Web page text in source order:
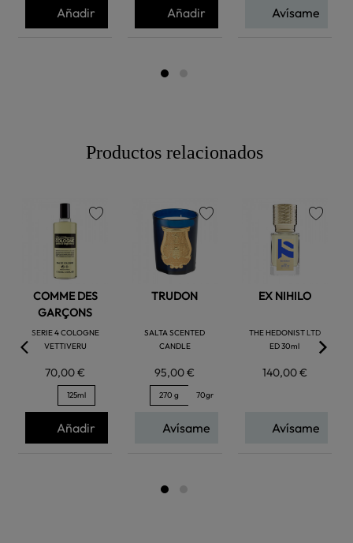
Añadir Añadir Avísame
Productos relacionados
COMME DES
GARÇONS
SERIE 4 COLOGNE
VETTIVERU
70,00 €
125ml
Añadir
TRUDON
SALTA SCENTED
CANDLE
95,00 €
270 g 70gr
Avísame
EX NIHILO
THE HEDONIST LTD
ED 30ml
140,00 €
Avísame